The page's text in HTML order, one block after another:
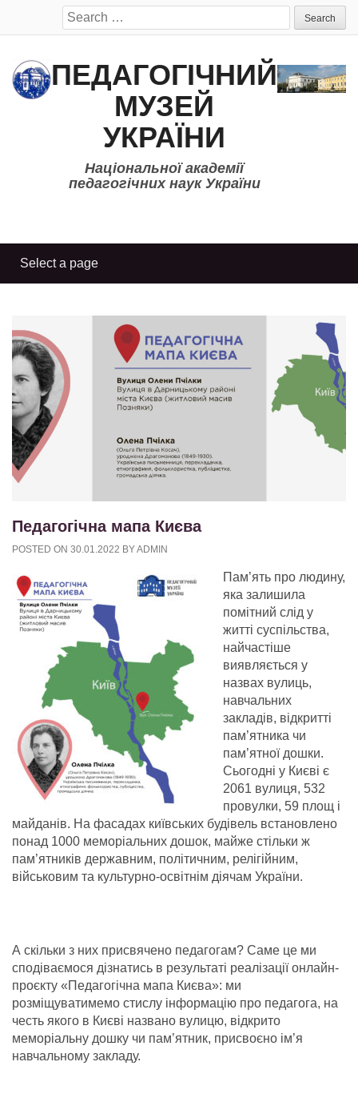
Search
for:
ПЕДАГОГІЧНИЙ
МУЗЕЙ
УКРАЇНИ
Національної академії
педагогічних наук України
Педагогічна мапа Києва
POSTED ON 30.01.2022 BYADMIN
Пам’ять про людину,
яка залишила
помітний слід у
житті суспільства,
найчастіше
виявляється у
назвах вулиць,
навчальних
закладів, відкритті
пам’ятника чи
пам’ятної дошки.
Сьогодні у Києві є
2061 вулиця, 532
провулки, 59 площ і
майданів. На фасадах київських будівель встановлено
понад 1000 меморіальних дошок, майже стільки ж
пам’ятників державним, політичним, релігійним,
військовим та культурно-освітнім діячам України.
А скільки з них присвячено педагогам? Саме це ми
сподіваємося дізнатись в результаті реалізації онлайн-
проєкту «Педагогічна мапа Києва»: ми
розміщуватимемо стислу інформацію про педагога, на
честь якого в Києві названо вулицю, відкрито
меморіальну дошку чи пам’ятник, присвоєно ім’я
навчальному закладу.